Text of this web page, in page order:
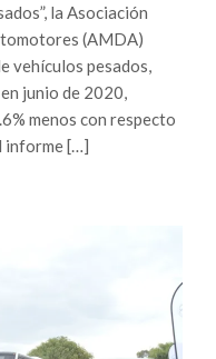
la Asociación
(AMDA)
vehículos pesados,
junio de 2020,
menos con respecto
informe […]